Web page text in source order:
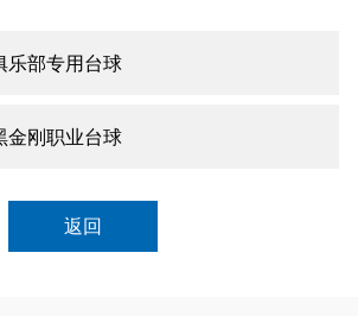
乐部专用台球
金刚职业台球
返回